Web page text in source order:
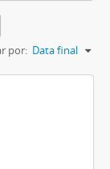
por: Data final